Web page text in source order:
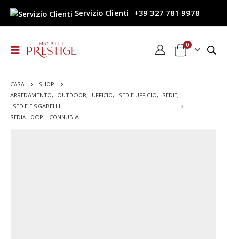
Servizio Clienti +39 327 781 9978
0
CASA
SHOP
ARREDAMENTO, OUTDOOR, UFFICIO, SEDIE UFFICIO, SEDIE,
SEDIE E SGABELLI
SEDIA LOOP – CONNUBIA